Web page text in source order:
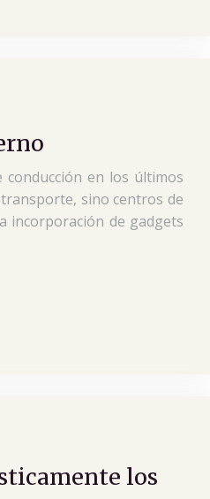
en los últimos
sino centros de
incorporación de gadgets
los